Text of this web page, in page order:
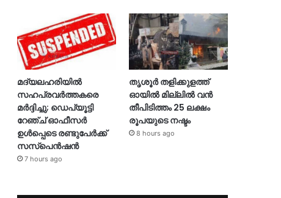
മദ്യലഹരിയിൽ
സഹപ്രവർത്തകരെ
മർദ്ദിച്ചു; ഡെപ്യൂട്ടി
റേഞ്ച് ഓഫീസർ
ഉൾപ്പെടെ രണ്ടുപേർക്ക്
സസ്‌പെൻഷൻ
7 hours ago
തൃശൂര്‍ തളിക്കുളത്ത്
ഓയില്‍ മില്ലില്‍ വൻ
തീപിടിത്തം 25 ലക്ഷം
രൂപയുടെ നഷ്ടം
8 hours ago